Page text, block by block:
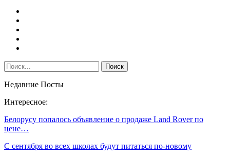
Недавние Посты
Интересное:
Белорусу попалось объявление о продаже Land Rover по
цене…
С сентября во всех школах будут питаться по-новому